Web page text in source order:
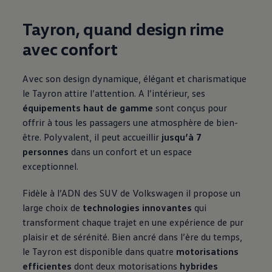
Tayron, quand design rime
avec confort
Avec son design dynamique, élégant et charismatique
le Tayron attire l’attention. A l’intérieur, ses
équipements haut de gamme sont conçus pour
offrir à tous les passagers une atmosphère de bien-
être. Polyvalent, il peut accueillir jusqu’à 7
personnes dans un confort et un espace
exceptionnel.
Fidèle à l’ADN des SUV de Volkswagen il propose un
large choix de technologies innovantes qui
transforment chaque trajet en une expérience de pur
plaisir et de sérénité. Bien ancré dans l’ère du temps,
le Tayron est disponible dans quatre motorisations
efficientes dont deux motorisations hybrides